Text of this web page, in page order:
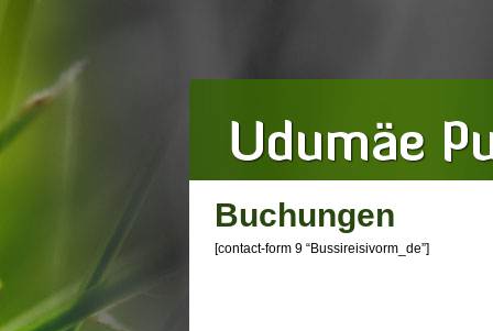
Buchungen
[contact-form 9 “Bussireisivorm_de”]